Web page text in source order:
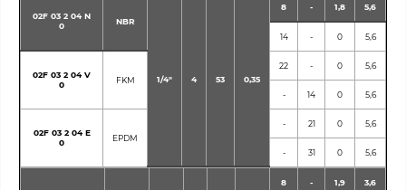
02F 03 2 04 N
0
NBR
1/4" 4 53 0,35
8 - 1,8 5,6
14 - 0 5,6
02F 03 2 04 V
0
FKM
22 - 0 5,6
- 14 0 5,6
02F 03 2 04 E
0
EPDM
- 21 0 5,6
- 31 0 5,6
8 - 1,9 3,6